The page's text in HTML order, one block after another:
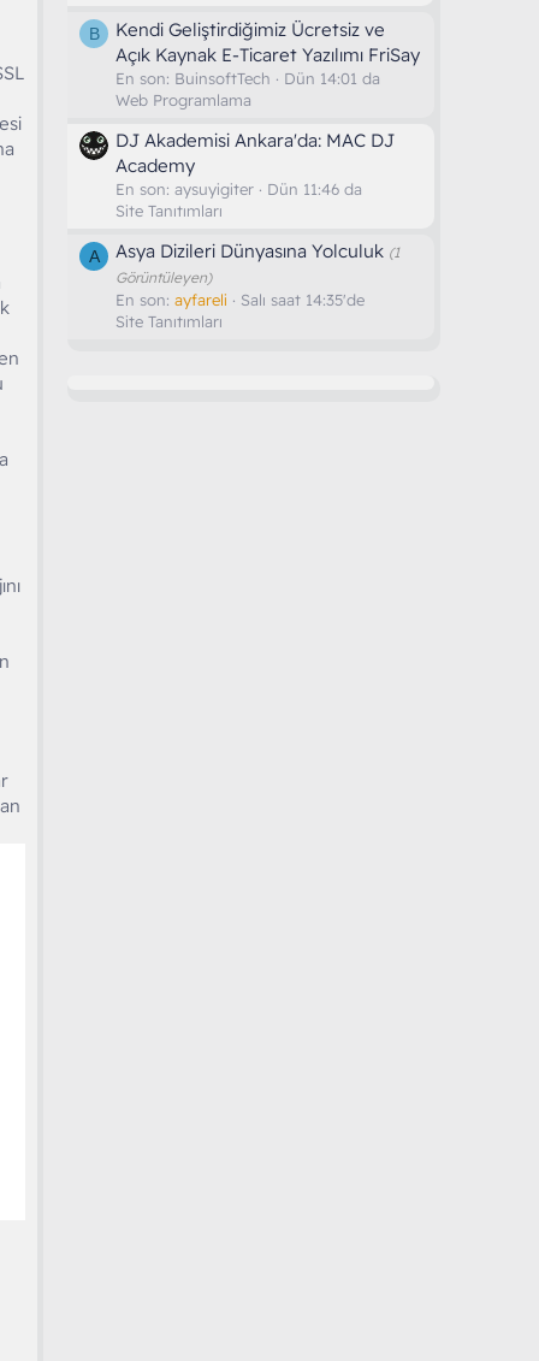
B
Kendi Geliştirdiğimiz Ücretsiz ve
Açık Kaynak E-Ticaret Yazılımı FriSay
En son: BuinsoftTech
Dün 14:01 da
Web Programlama
DJ Akademisi Ankara'da: MAC DJ
Academy
En son: aysuyigiter
Dün 11:46 da
Site Tanıtımları
A Asya Dizileri Dünyasına Yolculuk (1
Görüntüleyen)
En son: ayfareli
Salı saat 14:35'de
Site Tanıtımları